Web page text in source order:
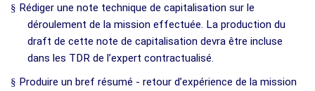
§ Rédiger une note technique de capitalisation sur le
déroulement de la mission effectuée. La production du
draft de cette note de capitalisation devra être incluse
dans les TDR de l’expert contractualisé.
§ Produire un bref résumé - retour d’expérience de la mission